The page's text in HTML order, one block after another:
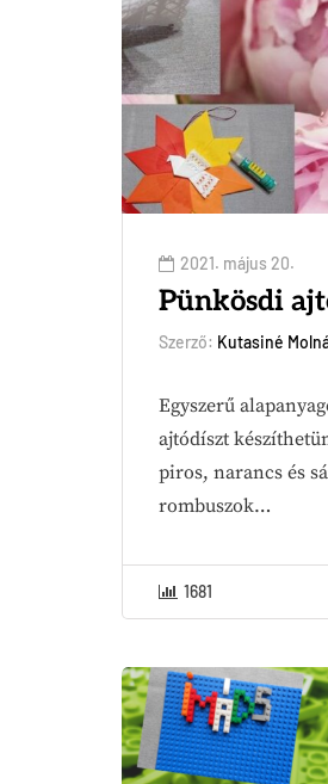
2021. május 20.
Pünkösdi
Szerző: Kutasiné
Egyszerű
ajtódíszt
piros, narancs és
rombuszok…
1681